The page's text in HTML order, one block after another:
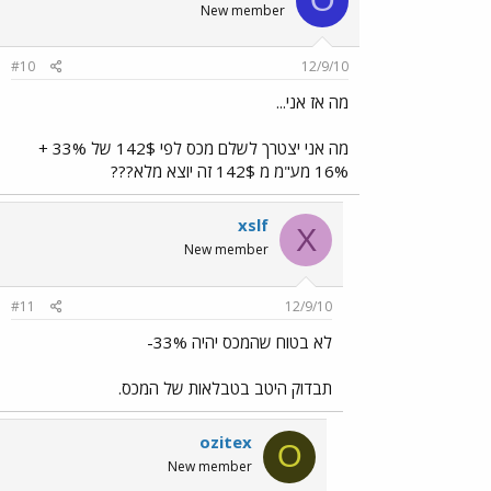
New member
12/9/10
#10
מה אז אני...
מה אני יצטרך לשלם מכס לפי 142$ של 33% +
16% מע"מ מ 142$ זה יוצא מלא???
X
xslf
New member
12/9/10
#11
לא בטוח שהמכס יהיה 33%-
תבדוק היטב בטבלאות של המכס.
O
ozitex
New member